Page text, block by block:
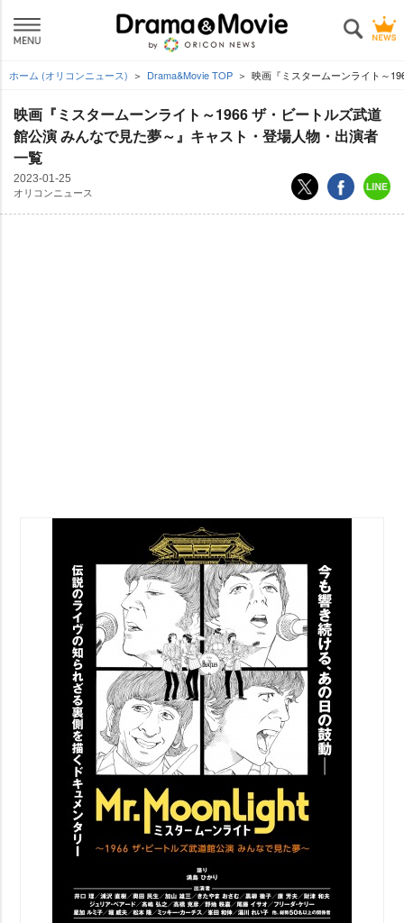
ホーム (オリコンニュース) Drama&Movie TOP 映画『ミスタームーンライト～
映画『ミスタームーンライト～1966 ザ・ビートルズ武道
館公演 みんなで見た夢～』キャスト・登場人物・出演者
一覧
2023-01-25
オリコンニュース